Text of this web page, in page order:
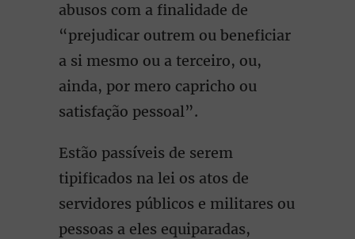
abusos com a finalidade de
“prejudicar outrem ou beneficiar
a si mesmo ou a terceiro, ou,
ainda, por mero capricho ou
satisfação pessoal”.
Estão passíveis de serem
tipificados na lei os atos de
servidores públicos e militares ou
pessoas a eles equiparadas,